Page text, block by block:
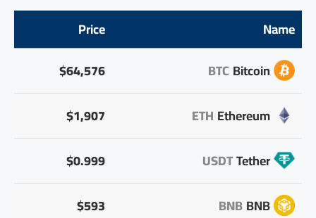
Name
Price
Bitcoin
BTC
$64,576
Ethereum
ETH
$1,907
Tether
USDT
$0.999
BNB
BNB
$593